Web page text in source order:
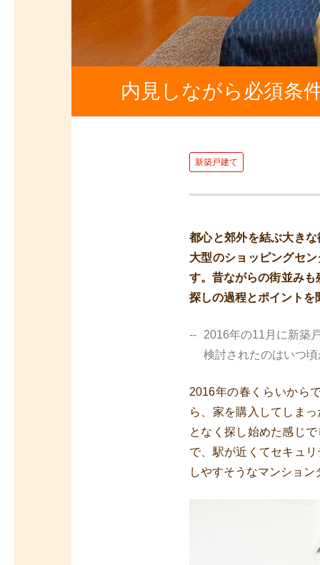
内見しながら必須条
新築戸建て
都心と郊外を結ぶ大き
大型のショッピングセ
す。昔ながらの街並み
探しの過程とポイントを
2016年の11月に新築
検討されたのはいつ
2016年の春くらいから
ら、家を購入してしま
となく探し始めた感じ
で、駅が近くてセキュ
しやすそうなマンショ